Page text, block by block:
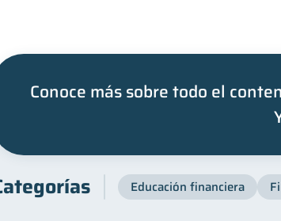
Conoce más sobre todo el
Educación financiera